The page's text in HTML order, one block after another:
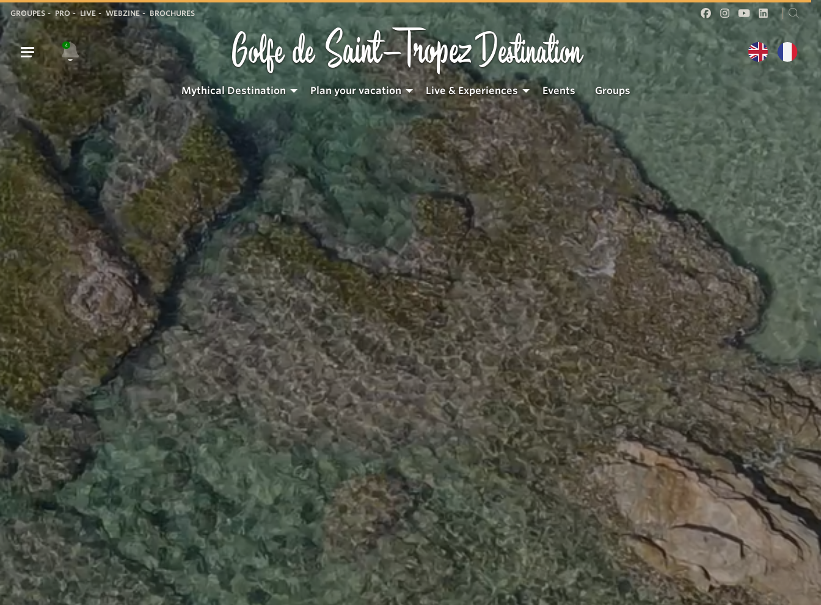
GROUPES PRO LIVE WEBZINE BROCHURES
4 Golfe de Saint-TropezDestination
Mythical Destination Plan your vacation Live & Experiences Events Groups